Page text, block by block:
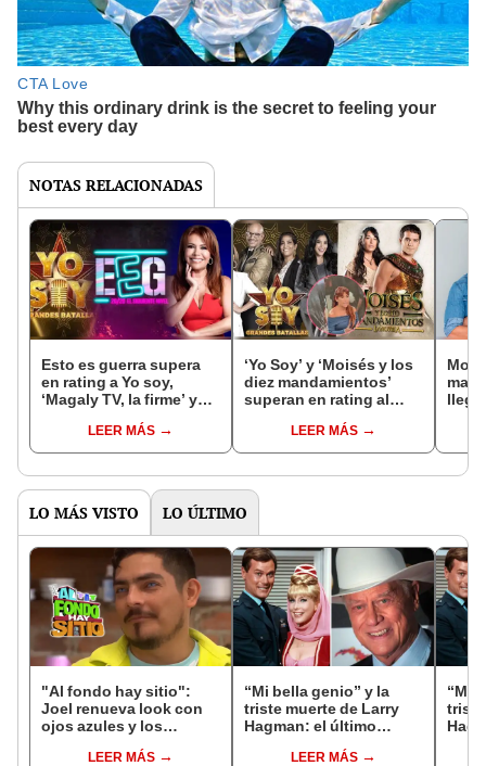
NOTAS RELACIONADAS
Esto es guerra supera
en rating a Yo soy,
‘Magaly TV, la firme’ y
LEER MÁS
‘Yo Soy’ y ‘Moisés y los
diez mandamientos’
superan en rating al
MedinaLEER MÁS
llega
LO MÁS VISTO LO ÚLTIMO
"Al fondo hay sitio":
Joel renueva look con
ojos azules y los
LEER MÁS
“Mi bella genio” y la
triste muerte de Larry
Hagman: el último
LEER MÁS
“Mi
triste